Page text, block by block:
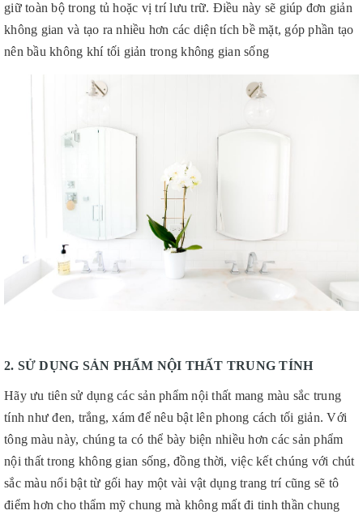
giữ toàn bộ trong tủ hoặc vị trí lưu trữ. Điều này sẽ giúp đơn giản
không gian và tạo ra nhiều hơn các diện tích bề mặt, góp phần tạo
nên bầu không khí tối giản trong không gian sống
2. SỬ DỤNG SẢN PHẨM NỘI THẤT TRUNG TÍNH
Hãy ưu tiên sử dụng các sản phẩm nội thất mang màu sắc trung
tính như đen, trắng, xám để nêu bật lên phong cách tối giản. Với
tông màu này, chúng ta có thể bày biện nhiều hơn các sản phẩm
nội thất trong không gian sống, đồng thời, việc kết chúng với chút
sắc màu nổi bật từ gối hay một vài vật dụng trang trí cũng sẽ tô
điểm hơn cho thẩm mỹ chung mà không mất đi tinh thần chung